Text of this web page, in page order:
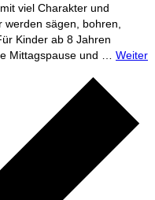
viel Charakter und
sägen, bohren,
Kinder ab 8 Jahren
Mittagspause und … Weiter